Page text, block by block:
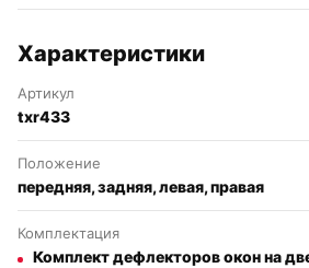
Характеристики
Артикул
txr433
Положение
передняя, задняя, левая, правая
Комплектация
Комплект дефлекторов окон на